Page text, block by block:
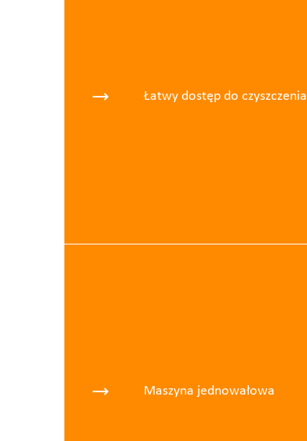
Łatwy dostęp do czyszczenia
Maszyna jednowałowa